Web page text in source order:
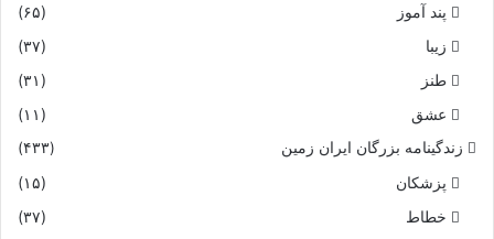
پند آموز
(۶۵)
زیبا
(۳۷)
طنز
(۳۱)
عشق
(۱۱)
زندگینامه بزرگان ایران زمین (۴۳۳)
پزشکان
(۱۵)
خطاط
(۳۷)